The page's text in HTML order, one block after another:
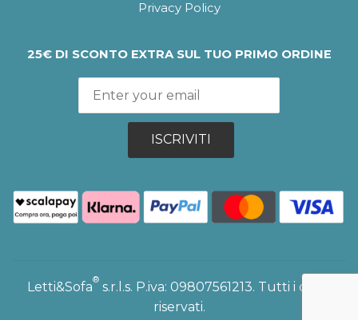
Privacy Policy
25€ DI SCONTO EXTRA SUL TUO PRIMO ORDINE
ISCRIVITI
Letti&Sofa
®
s.r.l.s. P.iva: 09807561213. Tutti i diritti
riservati.